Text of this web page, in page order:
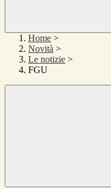
Home >
Novità >
Le notizie >
FGU